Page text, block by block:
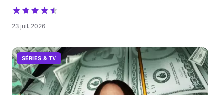
23 juil. 2026
SÉRIES & TV